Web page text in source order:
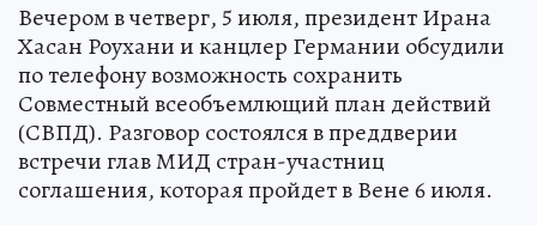
Вечером в четверг, 5 июля, президент Ирана
Хасан Роухани и канцлер Германии обсудили
по телефону возможность сохранить
Совместный всеобъемлющий план действий
(СВПД). Разговор состоялся в преддверии
встречи глав МИД стран-участниц
соглашения, которая пройдет в Вене 6 июля.